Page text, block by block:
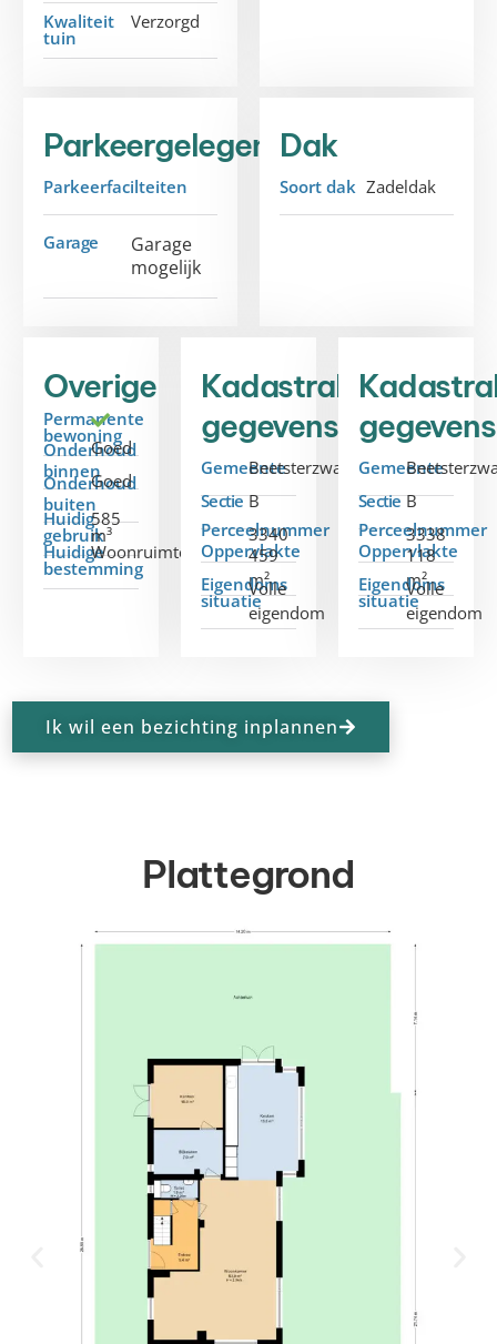
Kwaliteit
tuin
Verzorgd
Parkeergelegenheid
Parkeerfacilteiten
Garage
Garage
mogelijk
Dak
Soort dak Zadeldak
Overige
Permanente
bewoning
Onderhoud
binnen
Goed
Onderhoud
buiten
Goed
Huidig
gebruik
585
m³
Huidige
bestemming
Woonruimte
Kadastrale
gegevens
GemeenteBeetsterzwaag
Sectie B
Perceelnummer
3340
Oppervlakte
459
m²
Eigendoms
situatie
Volle
eigendom
gegevens
Gemeente
Sectie B
Perceelnummer
3338
Oppervlakte
118
m²
Eigendoms
situatie
Volle
eigendom
Ik wil een bezichting inplannen
Plattegrond